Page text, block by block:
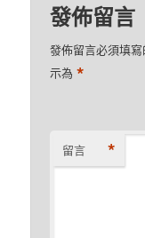
發佈留言
發佈留言必須填
示為*
留言 *